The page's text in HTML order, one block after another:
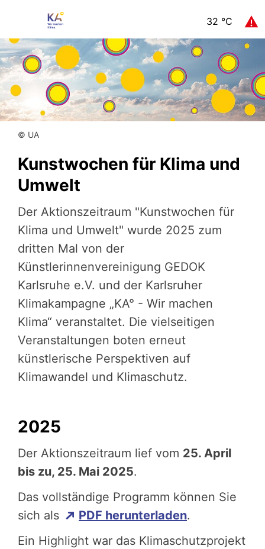
32 °C
© UA
Kunstwochen für Klima und
Umwelt
Der Aktionszeitraum "Kunstwochen für
Klima und Umwelt" wurde 2025 zum
dritten Mal von der
Künstlerinnenvereinigung GEDOK
Karlsruhe e.V. und der Karlsruher
Klimakampagne „KA° - Wir machen
Klima“ veranstaltet. Die vielseitigen
Veranstaltungen boten erneut
künstlerische Perspektiven auf
Klimawandel und Klimaschutz.
2025
Der Aktionszeitraum lief vom 25. April
bis zu, 25. Mai 2025.
Das vollständige Programm können Sie
sich als
PDF herunterladen.
Ein Highlight war das Klimaschutzprojekt